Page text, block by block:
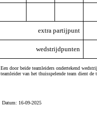
extra partijpunt
wedstrijdpunten
Een door beide teamleiders ondertekend
teamleider van het thuisspelende team dient
Datum: 16-09-2025